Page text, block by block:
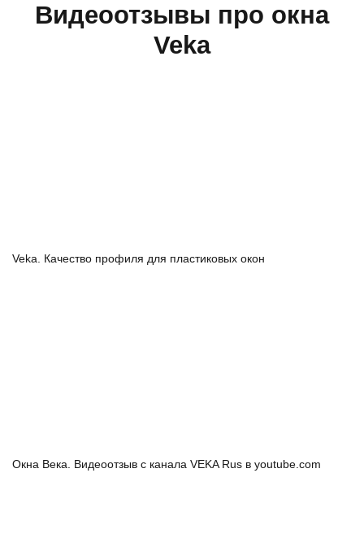
Видеоотзывы про окна
Veka
Veka. Качество профиля для пластиковых окон
Окна Века. Видеоотзыв с канала VEKA Rus в youtube.com